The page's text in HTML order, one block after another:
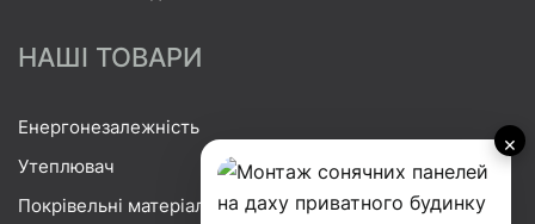
×
НАШІ ТОВАРИ
Енергонезалежність
Утеплювач
Покрівельні матеріали